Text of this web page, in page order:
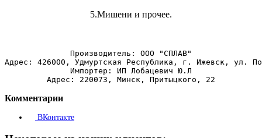
5.Мишени и прочее.
Производитель: ООО "СПЛАВ"
Адрес: 426000, Удмуртская Республика, г. Ижевск, ул.
Импортер: ИП Лобацевич Ю.Л
Адрес: 220073, Минск, Притыцкого, 22
Комментарии
ВКонтакте